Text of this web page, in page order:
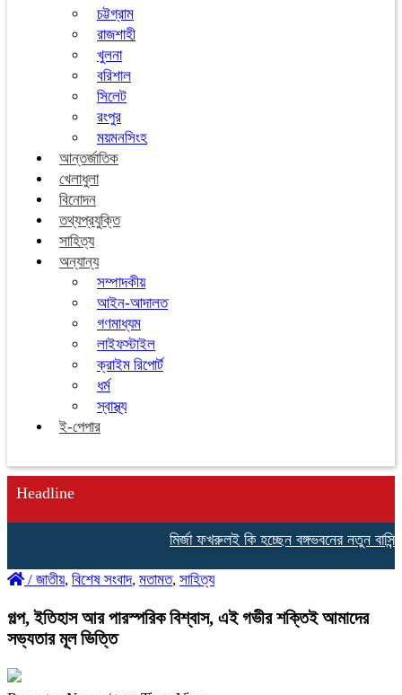
চট্টগ্রাম
রাজশাহী
খুলনা
বরিশাল
সিলেট
রংপুর
ময়মনসিংহ
আন্তর্জাতিক
খেলাধুলা
বিনোদন
তথ্যপ্রযুক্তি
সাহিত্য
অন্যান্য
সম্পাদকীয়
আইন-আদালত
গণমাধ্যম
লাইফস্টাইল
ক্রাইম রিপোর্ট
ধর্ম
স্বাস্থ্য
ই-পেপার
Headline
মির্জা ফখরুলই কি হচ্ছেন বঙ্গভবনের নতুন বাসিন্দা?
/ জাতীয়, বিশেষ সংবাদ, মতামত, সাহিত্য
গল্প, ইতিহাস আর পারস্পরিক বিশ্বাস, এই গভীর শক্তিই আমাদের
সভ্যতার মূল ভিত্তি